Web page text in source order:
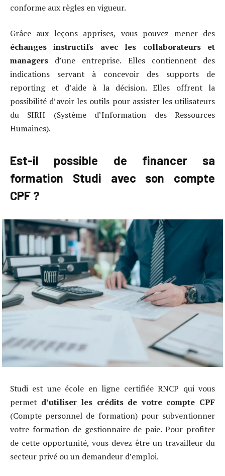
conforme aux règles en vigueur.
Grâce aux leçons apprises, vous pouvez mener des
échanges instructifs avec les collaborateurs et
managers d’une entreprise. Elles contiennent des
indications servant à concevoir des supports de
reporting et d’aide à la décision. Elles offrent la
possibilité d’avoir les outils pour assister les utilisateurs
du SIRH (Système d’Information des Ressources
Humaines).
Est-il possible de financer sa
formation Studi avec son compte
CPF ?
Studi est une école en ligne certifiée RNCP qui vous
permet d’utiliser les crédits de votre compte CPF
(Compte personnel de formation) pour subventionner
votre formation de gestionnaire de paie. Pour profiter
de cette opportunité, vous devez être un travailleur du
secteur privé ou un demandeur d’emploi.